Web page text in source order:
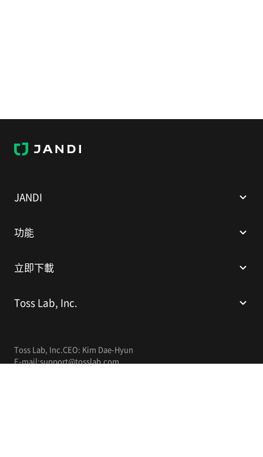
J
A
JANDI
功能
立即下載
Toss Lab, Inc.
Toss Lab, Inc.CEO: Kim Dae-Hyun
E-mail:support@tosslab.com